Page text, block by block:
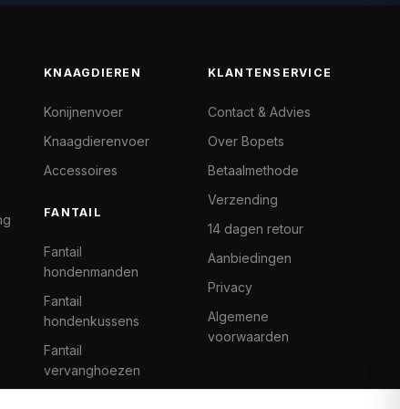
KNAAGDIEREN
Konijnenvoer
Knaagdierenvoer
Accessoires
FANTAIL
Fantail
hondenmanden
Fantail
hondenkussens
Fantail
vervanghoezen
KLANTENSERVICE
Contact & Advies
Over Bopets
Betaalmethode
Verzending
14 dagen retour
Aanbiedingen
Privacy
Algemene
voorwaarden